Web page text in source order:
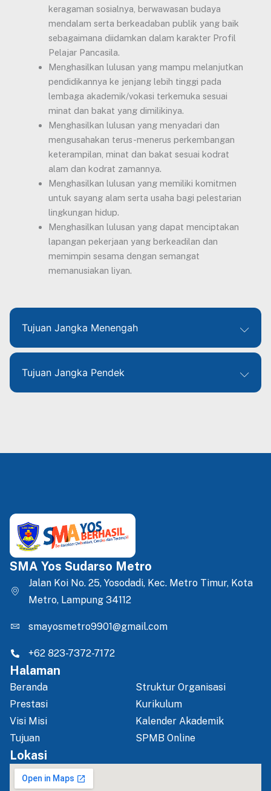
keragaman sosialnya, berwawasan budaya
mendalam serta berkeadaban publik yang baik
sebagaimana diidamkan dalam karakter Profil
Pelajar Pancasila.
Menghasilkan lulusan yang mampu melanjutkan
pendidikannya ke jenjang lebih tinggi pada
lembaga akademik/vokasi terkemuka sesuai
minat dan bakat yang dimilikinya.
Menghasilkan lulusan yang menyadari dan
mengusahakan terus-menerus perkembangan
keterampilan, minat dan bakat sesuai kodrat
alam dan kodrat zamannya.
Menghasilkan lulusan yang memiliki komitmen
untuk sayang alam serta usaha bagi pelestarian
lingkungan hidup.
Menghasilkan lulusan yang dapat menciptakan
lapangan pekerjaan yang berkeadilan dan
memimpin sesama dengan semangat
memanusiakan liyan.
Tujuan Jangka Menengah
Tujuan Jangka Pendek
SMA Yos Sudarso Metro
Jalan Koi No. 25, Yosodadi, Kec. Metro Timur, Kota
Metro, Lampung 34112
smayosmetro9901@gmail.com
+62 823-7372-7172
Halaman
Beranda
Prestasi
Visi Misi
Tujuan
Struktur Organisasi
Kurikulum
Kalender Akademik
SPMB Online
Lokasi